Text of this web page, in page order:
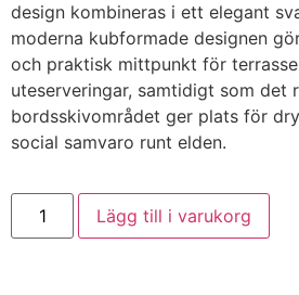
design kombineras i ett elegant
moderna kubformade designen
och praktisk mittpunkt för
uteserveringar, samtidigt som det
bordsskivområdet ger plats för
social samvaro runt elden.
Lägg till i varukorg